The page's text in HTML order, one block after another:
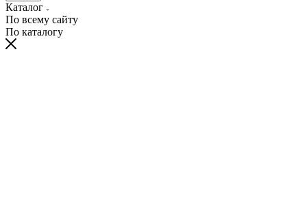
Каталог
По всему сайту
По каталогу